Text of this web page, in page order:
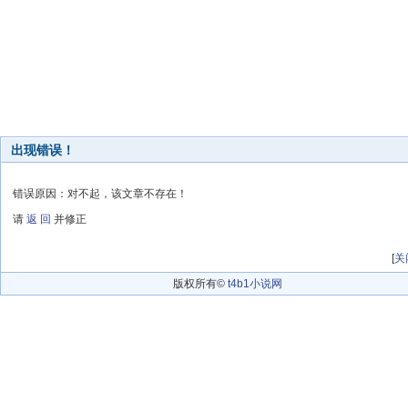
出现错误！
错误原因：对不起，该文章不存在！
请 返 回 并修正
[关
版权所有© t4b1小说网